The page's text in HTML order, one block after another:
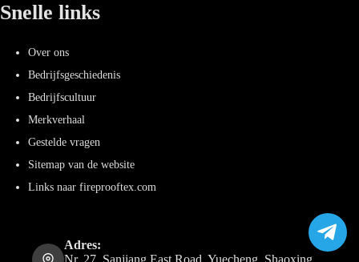
Snelle links
Over ons
Bedrijfsgeschiedenis
Bedrijfscultuur
Merkverhaal
Gestelde vragen
Sitemap van de website
Links naar fireprooftex.com
Adres:
Nr. 27, Sanjiang East Road, Yuecheng, Shaoxing,